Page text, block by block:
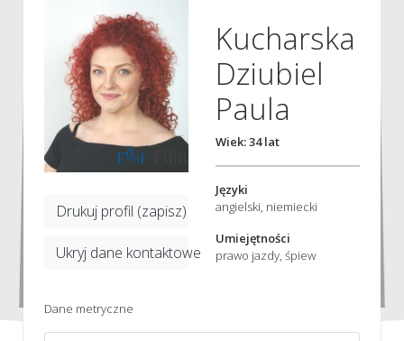
Drukuj profil (zapisz)
Ukryj dane kontaktowe
Kucharska
Dziubiel
Paula
Wiek: 34 lat
Języki
angielski, niemiecki
Umiejętności
prawo jazdy, śpiew
Dane metryczne